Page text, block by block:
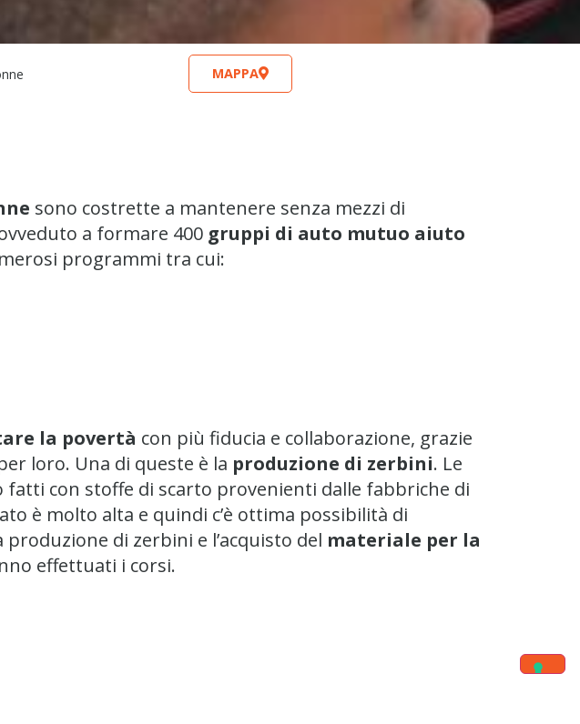
MAPPA
sono costrette a mantenere senza mezzi di
a formare 400 gruppi di auto mutuo aiuto
programmi tra cui:
la povertà con più fiducia e collaborazione, grazie
loro. Una di queste è la produzione di zerbini. Le
con stoffe di scarto provenienti dalle fabbriche di
è molto alta e quindi c’è ottima possibilità di
produzione di zerbini e l’acquisto del materiale per la
effettuati i corsi.